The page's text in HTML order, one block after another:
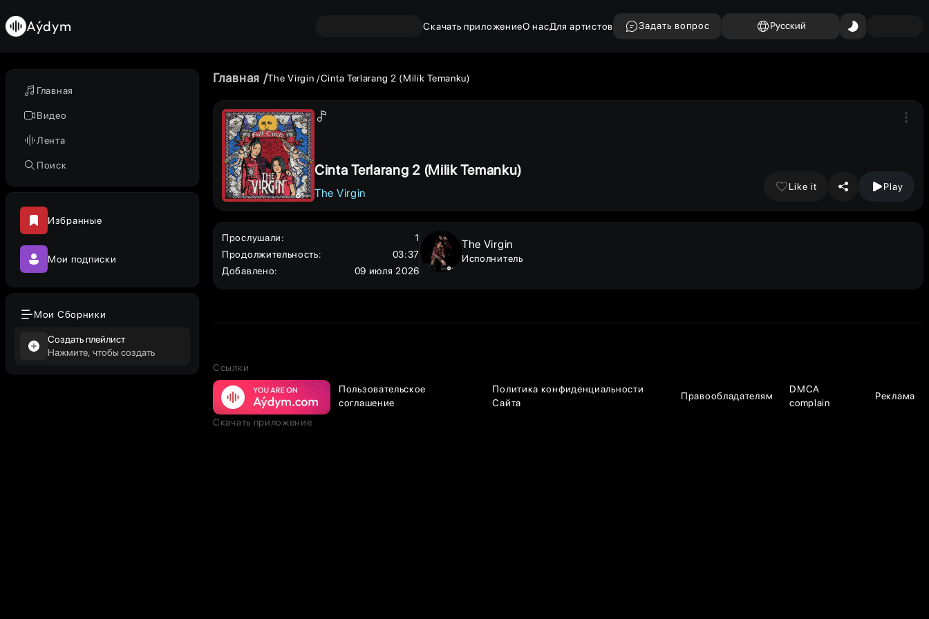
Главная
Видео
Лента
Поиск
Избранные
Мои подписки
Мои Сборники
Создать плейлист
Нажмите, чтобы создать
Aýdym Скачать приложениеО насДля артистов Задать вопрос Русский
Главная The Virgin Cinta Terlarang 2 (Milik Temanku)
Cinta Terlarang 2 (Milik Temanku)
The Virgin
Like it Play
Прослушали:
1
Продолжительность:
03:37
Добавлено: 09 июля 2026
The Virgin
Исполнитель
Ссылки
Пользовательское
соглашение
Политика конфиденциальности
Сайта
Правообладателям
DMCA
complain
Реклама
Скачать приложение